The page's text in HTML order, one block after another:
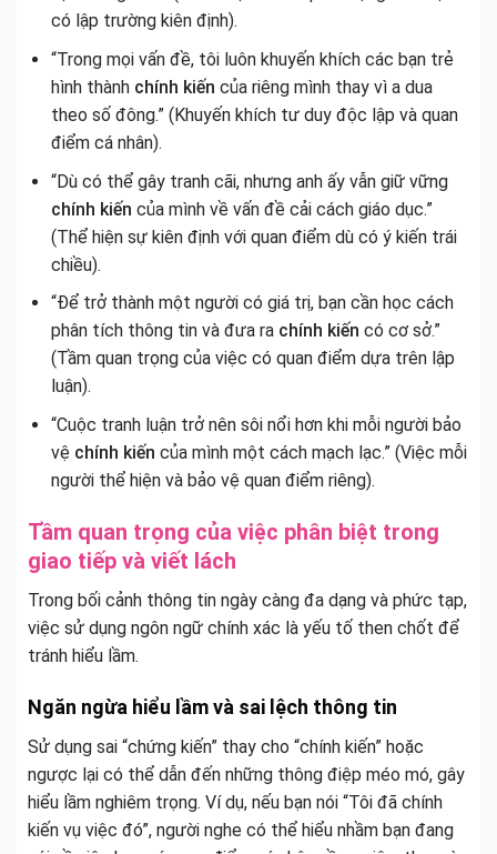
có lập trường kiên định).
“Trong mọi vấn đề, tôi luôn khuyến khích các bạn trẻ
hình thành chính kiến của riêng mình thay vì a dua
theo số đông.” (Khuyến khích tư duy độc lập và quan
điểm cá nhân).
“Dù có thể gây tranh cãi, nhưng anh ấy vẫn giữ vững
chính kiến của mình về vấn đề cải cách giáo dục.”
(Thể hiện sự kiên định với quan điểm dù có ý kiến trái
chiều).
“Để trở thành một người có giá trị, bạn cần học cách
phân tích thông tin và đưa ra chính kiến có cơ sở.”
(Tầm quan trọng của việc có quan điểm dựa trên lập
luận).
“Cuộc tranh luận trở nên sôi nổi hơn khi mỗi người bảo
vệ chính kiến của mình một cách mạch lạc.” (Việc mỗi
người thể hiện và bảo vệ quan điểm riêng).
Tầm quan trọng của việc phân biệt trong
giao tiếp và viết lách
Trong bối cảnh thông tin ngày càng đa dạng và phức tạp,
việc sử dụng ngôn ngữ chính xác là yếu tố then chốt để
tránh hiểu lầm.
Ngăn ngừa hiểu lầm và sai lệch thông tin
Sử dụng sai “chứng kiến” thay cho “chính kiến” hoặc
ngược lại có thể dẫn đến những thông điệp méo mó, gây
hiểu lầm nghiêm trọng. Ví dụ, nếu bạn nói “Tôi đã chính
kiến vụ việc đó”, người nghe có thể hiểu nhầm bạn đang